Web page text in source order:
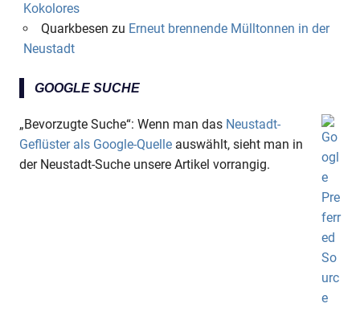
Kokolores
Quarkbesen zu Erneut brennende Mülltonnen in der
Neustadt
GOOGLE SUCHE
„Bevorzugte Suche“: Wenn man das Neustadt-
Geflüster als Google-Quelle auswählt, sieht man in
der Neustadt-Suche unsere Artikel vorrangig.